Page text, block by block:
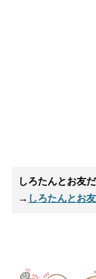
しろたんとお友
→ しろたんとお